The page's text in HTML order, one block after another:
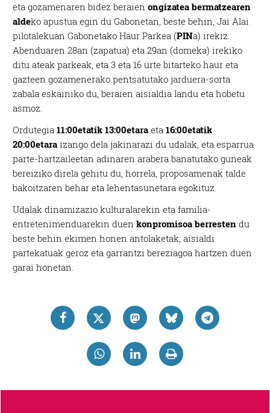
eta gozamenaren bidez beraienongizatea bermatzearen
aldeko apustua egin du Gabonetan, beste behin, Jai Alai
pilotalekuan Gabonetako Haur Parkea (PINa) irekiz.
Abenduaren 28an (zapatua) eta 29an (domeka) irekiko
ditu ateak parkeak, eta 3 eta 16 urte bitarteko haur eta
gazteen gozamenerako pentsatutako jarduera-sorta
zabala eskainiko du, beraien aisialdia landu eta hobetu
asmoz.
Ordutegia11:00etatik 13:00etara eta16:00etatik
20:00etara izango dela jakinarazi du udalak, eta esparrua
parte-hartzaileetan adinaren arabera banatutako guneak
bereiziko direla gehitu du, horrela, proposamenak talde
bakoitzaren behar eta lehentasunetara egokituz.
Udalak dinamizazio kulturalarekin eta familia-
entretenimenduarekin duenkonpromisoa berresten du
beste behin ekimen honen antolaketak, aisialdi
partekatuak geroz eta garrantzi bereziagoa hartzen duen
garai honetan.